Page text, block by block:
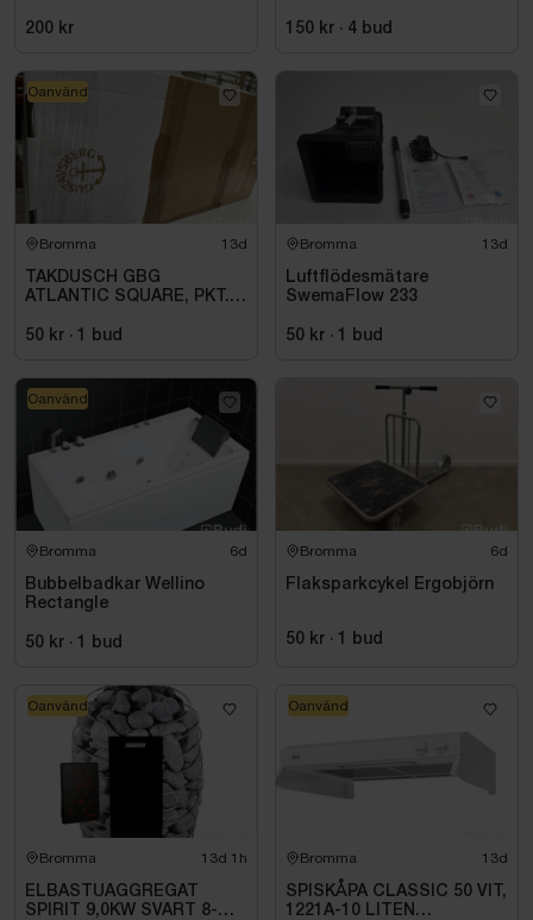
200 kr 150 kr · 4 bud
Bromma 13d
TAKDUSCH GBG
ATLANTIC SQUARE, PKT.
KROM
50 kr · 1 bud
Oanvänd
Bromma 13d
Luftflödesmätare
SwemaFlow 233
50 kr · 1 bud
Bromma 6d
Bubbelbadkar Wellino
Rectangle
50 kr · 1 bud
Oanvänd
Bromma 6d
Flaksparkcykel Ergobjörn
50 kr · 1 bud
Bromma 13d 1h
ELBASTUAGGREGAT
SPIRIT 9,0KW SVART 8-
Oanvänd
Bromma 13d
SPISKÅPA CLASSIC 50 VIT,
1221A-10 LITEN
Oanvänd